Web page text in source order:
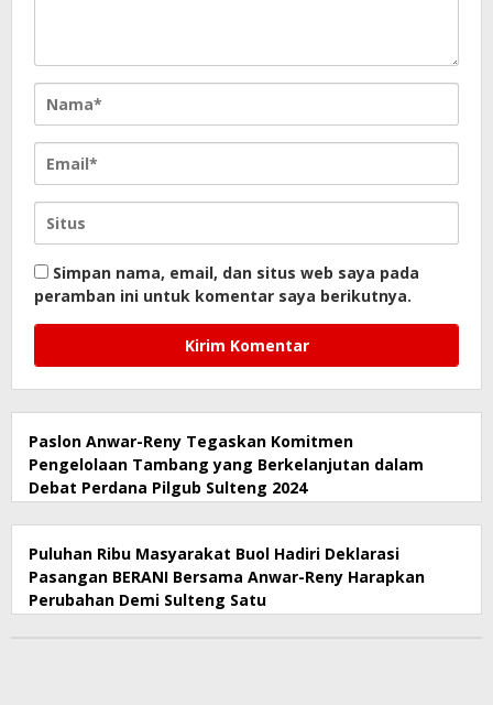
Simpan nama, email, dan situs web saya pada
peramban ini untuk komentar saya berikutnya.
Paslon Anwar-Reny Tegaskan Komitmen
Pengelolaan Tambang yang Berkelanjutan dalam
Debat Perdana Pilgub Sulteng 2024
Puluhan Ribu Masyarakat Buol Hadiri Deklarasi
Pasangan BERANI Bersama Anwar-Reny Harapkan
Perubahan Demi Sulteng Satu